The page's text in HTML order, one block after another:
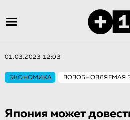
01.03.2023 12:03
ЭКОНОМИКА ВОЗОБНОВЛЯЕМАЯ
Япония может